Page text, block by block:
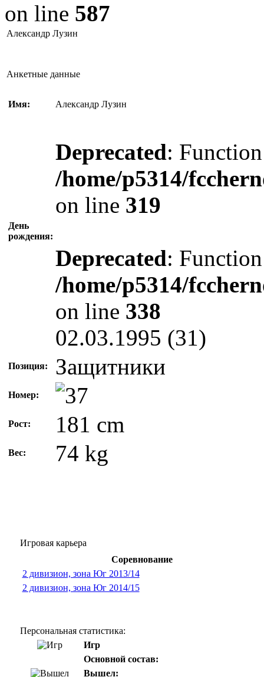
on line 587
Александр Лузин
Анкетные данные
Имя: Александр Лузин
День
рождения:
Deprecated:
/home/p5314/
on line 319
Deprecated:
/home/p5314/
on line 338
02.03.1995 (31)
Позиция: Защитники
Номер:
Рост: 181 cm
Вес: 74 kg
Игровая карьера
Соревнование
2 дивизион, зона Юг 2013/14
2 дивизион, зона Юг 2014/15
Персональная статистика:
Игр
Основной состав:
Вышел: